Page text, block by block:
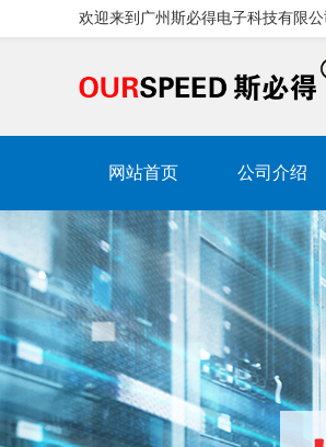
欢迎来到广州斯必得电子科技有限公
网站首页 公司介绍